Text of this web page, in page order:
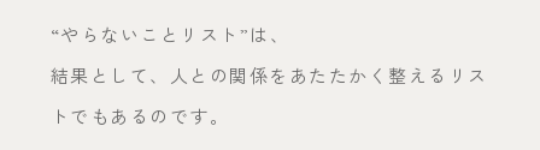
“やらないことリスト”は、
結果として、人との関係をあたたかく整えるリス
トでもあるのです。